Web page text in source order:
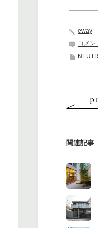
eway
コメン
関連記事